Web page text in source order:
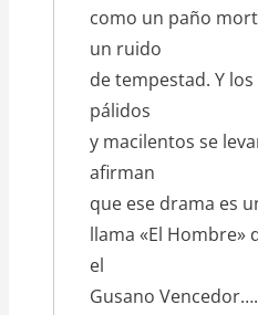
como un paño
un ruido
de tempestad. Y
pálidos
y macilentos se
afirman
que ese drama es
llama «El Hombre»
el
Gusano